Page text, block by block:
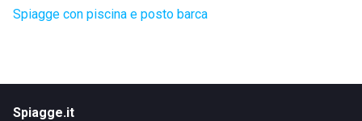
Spiagge con piscina e posto barca
Spiagge.it